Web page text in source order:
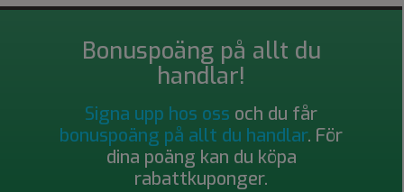
Bonuspoäng på allt du
handlar!
Signa upp hos oss och du får
bonuspoäng på allt du handlar. För
dina poäng kan du köpa
rabattkuponger.